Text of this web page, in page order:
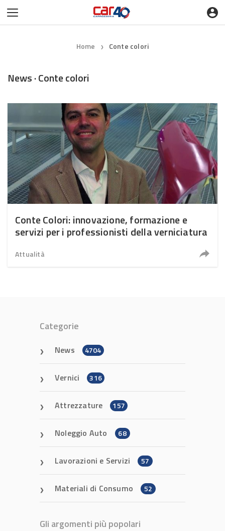
Home ❯ Conte colori
News · Conte colori
Conte Colori: innovazione, formazione e
servizi per i professionisti della verniciatura
Attualità
Categorie
News 4704
Vernici 316
Attrezzature 157
Noleggio Auto 68
Lavorazioni e Servizi 57
Materiali di Consumo 52
Gli argomenti più popolari